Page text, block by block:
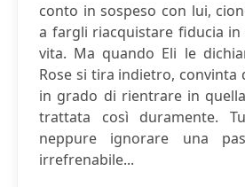
conto in sospeso con lui,
a fargli riacquistare fiducia in
vita. Ma quando Eli le
Rose si tira indietro, convinta
in grado di rientrare in
trattata così duramente.
neppure ignorare una
irrefrenabile...